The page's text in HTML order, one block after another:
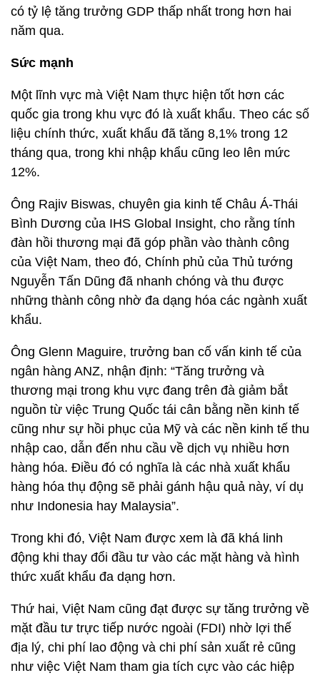
có tỷ lệ tăng trưởng GDP thấp nhất trong hơn hai
năm qua.
Sức mạnh
Một lĩnh vực mà Việt Nam thực hiện tốt hơn các
quốc gia trong khu vực đó là xuất khẩu. Theo các số
liệu chính thức, xuất khẩu đã tăng 8,1% trong 12
tháng qua, trong khi nhập khẩu cũng leo lên mức
12%.
Ông Rajiv Biswas, chuyên gia kinh tế Châu Á-Thái
Bình Dương của IHS Global Insight, cho rằng tính
đàn hồi thương mại đã góp phần vào thành công
của Việt Nam, theo đó, Chính phủ của Thủ tướng
Nguyễn Tấn Dũng đã nhanh chóng và thu được
những thành công nhờ đa dạng hóa các ngành xuất
khẩu.
Ông Glenn Maguire, trưởng ban cố vấn kinh tế của
ngân hàng ANZ, nhận định: “Tăng trưởng và
thương mại trong khu vực đang trên đà giảm bắt
nguồn từ việc Trung Quốc tái cân bằng nền kinh tế
cũng như sự hồi phục của Mỹ và các nền kinh tế thu
nhập cao, dẫn đến nhu cầu về dịch vụ nhiều hơn
hàng hóa. Điều đó có nghĩa là các nhà xuất khẩu
hàng hóa thụ động sẽ phải gánh hậu quả này, ví dụ
như Indonesia hay Malaysia”.
Trong khi đó, Việt Nam được xem là đã khá linh
động khi thay đổi đầu tư vào các mặt hàng và hình
thức xuất khẩu đa dạng hơn.
Thứ hai, Việt Nam cũng đạt được sự tăng trưởng về
mặt đầu tư trực tiếp nước ngoài (FDI) nhờ lợi thế
địa lý, chi phí lao động và chi phí sản xuất rẻ cũng
như việc Việt Nam tham gia tích cực vào các hiệp